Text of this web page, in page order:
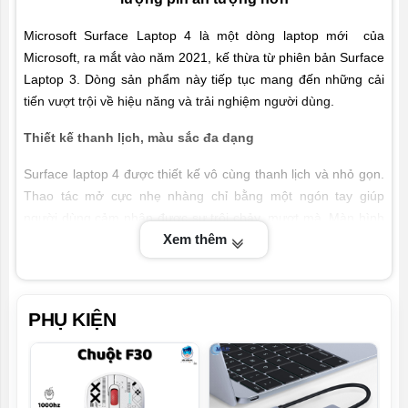
Microsoft Surface Laptop 4 là một dòng laptop mới của
Microsoft, ra mắt vào năm 2021, kế thừa từ phiên bản Surface
Laptop 3. Dòng sản phẩm này tiếp tục mang đến những cải
tiến vượt trội về hiệu năng và trải nghiệm người dùng.
Thiết kế thanh lịch, màu sắc đa dạng
Surface laptop 4 được thiết kế vô cùng thanh lịch và nhỏ gọn.
Thao tác mở cực nhẹ nhàng chỉ bằng một ngón tay giúp
người dùng cảm nhận được sự trôi chảy, mượt mà. Màn hình
cảm ứng PixelSense cùng hệ thống tản nhiệt êm ái giúp người
dùng có những trải nghiệm cực chất.
Máy có hai tùy chọn kích thước và bốn phiên bản màu sắc ở
lớp kết thúc bàn phím cho bạn thỏa thích lựa chọn màu sắc
phù hợp với bản thân.
Xem thêm
PHỤ KIỆN